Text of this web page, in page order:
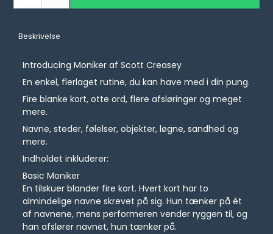
Beskrivelse
Introducing Moniker af Scott Creasey
En enkel, flerlaget rutine, du kan have med i din pung.
Fire blanke kort, otte ord, flere afsløringer og meget
mere.
Navne, steder, følelser, objekter, løgne, sandhed og
mere.
Indholdet inkluderer:
Basic Moniker
En tilskuer blander fire kort. Hvert kort har to
almindelige navne skrevet på sig. Hun tænker på ét
af navnene, mens performeren vender ryggen til, og
han afslører navnet, hun tænker på.